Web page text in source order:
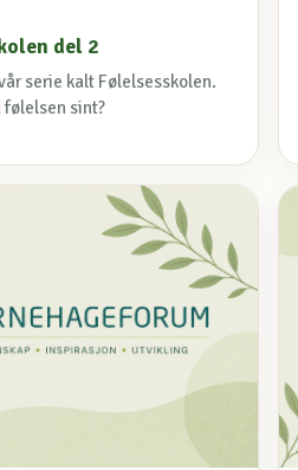
del 2
serie kalt Følelsesskolen.
følelsen sint?